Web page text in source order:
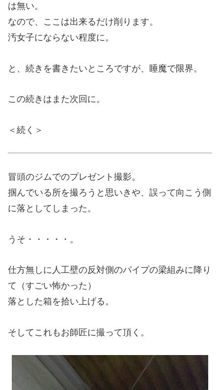
は無い。
なので、ここは出来るだけ削ります。
汚女子にならない程度に。
と、続きを書きたいところですが、睡魔で限界。
この続きはまた次回に。
＜続く＞
冒頭のジムでのプレゼント撮影。
掴んでいる所を撮ろうと思いきや、誤って向こう側
に落としてしまった。
うそ・・・・・。
仕方無しに人工壁の反対側のパイプの梁組みに降り
て（すごい怖かった）
落とした箱を拾い上げる。
そしてこれもお師匠に撮って頂く。